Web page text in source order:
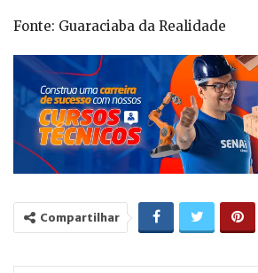
Fonte: Guaraciaba da Realidade
Compartilhar